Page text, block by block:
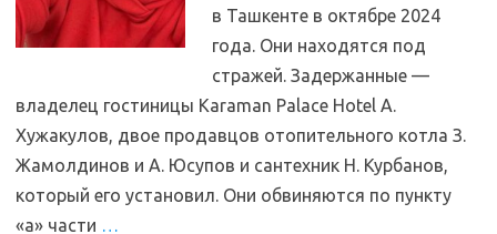
в Ташкенте в октябре 2024
года. Они находятся под
стражей. Задержанные —
владелец гостиницы Karaman Palace Hotel А.
Хужакулов, двое продавцов отопительного котла З.
Жамолдинов и А. Юсупов и сантехник Н. Курбанов,
который его установил. Они обвиняются по пункту
«а» части …